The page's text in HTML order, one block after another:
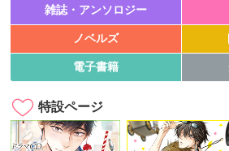
雑誌・アンソロジー
ノベルズ
電子書籍
特設ページ